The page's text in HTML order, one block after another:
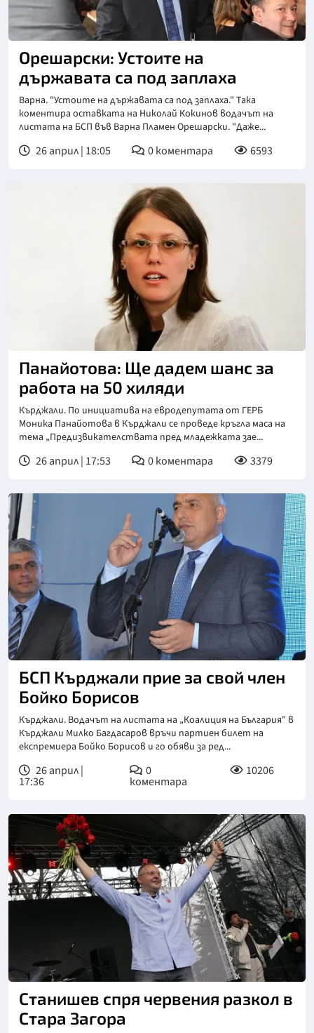
Орешарски: Устоите на
държавата са под заплаха
Варна. "Устоите на държавата са под заплаха." Така
коментира оставката на Николай Кокинов водачът на
листата на БСП във Варна Пламен Орешарски. "Даже...
26 април | 18:05 0коментара 6593
Панайотова: Ще дадем шанс за
работа на 50 хиляди
Кърджали. По инициатива на евродепутата от ГЕРБ
Моника Панайотова в Кърджали се проведе кръгла маса на
тема „Предизвикателствата пред младежката зае...
26 април | 17:53 0коментара 3379
БСП Кърджали прие за свой член
Бойко Борисов
Кърджали. Водачът на листата на „Коалиция на България" в
Кърджали Милко Багдасаров връчи партиен билет на
експремиера Бойко Борисов и го обяви за ред...
26 април |
17:36
0
коментара
10206
Станишев спря червения разкол в
Стара Загора